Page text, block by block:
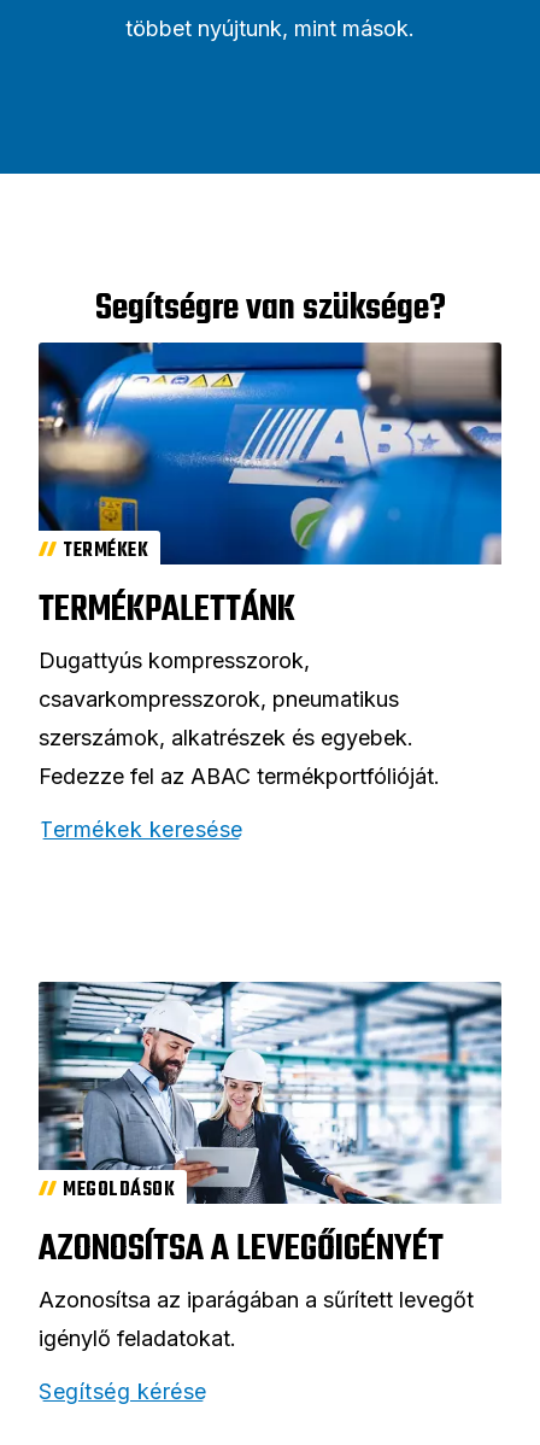
többet nyújtunk, mint mások.
Segítségre van szüksége?
TERMÉKEK
TERMÉKPALETTÁNK
Dugattyús kompresszorok,
csavarkompresszorok, pneumatikus
szerszámok, alkatrészek és egyebek.
Fedezze fel az ABAC termékportfólióját.
Termékek keresése
MEGOLDÁSOK
AZONOSÍTSA A LEVEGŐIGÉNYÉT
Azonosítsa az iparágában a sűrített levegőt
igénylő feladatokat.
Segítség kérése